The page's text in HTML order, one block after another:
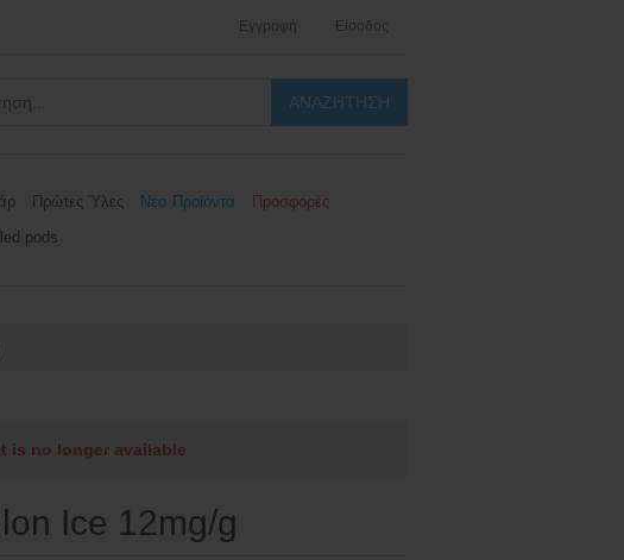
Εγγραφή Είσοδος
Πρώτες Ύλες Νέα Προϊόντα
Προσφορές
pods
is no longer available
Ice 12mg/g